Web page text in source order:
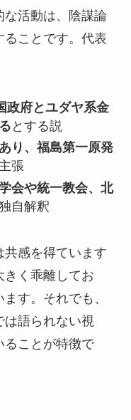
な活動は、陰謀論
ることです。代表
政府とユダヤ系金
とする説
り、福島第一原発
張
会や統一教会、北
自解釈
共感を得ています
きく乖離してお
す。それでも、
語られない視
ることが特徴で